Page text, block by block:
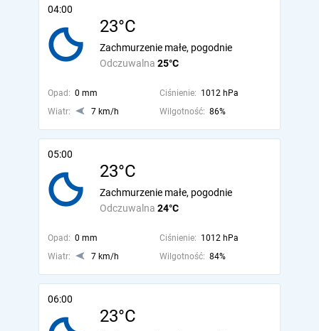
04:00
23°C
Odczuwalna 25°C
Zachmurzenie małe, pogodnie
Opad: 0 mm Ciśnienie: 1012 hPa
Wiatr:
7 km/h Wilgotność: 86%
05:00
23°C
Odczuwalna 24°C
Zachmurzenie małe, pogodnie
Opad: 0 mm Ciśnienie: 1012 hPa
Wiatr:
7 km/h Wilgotność: 84%
06:00
23°C